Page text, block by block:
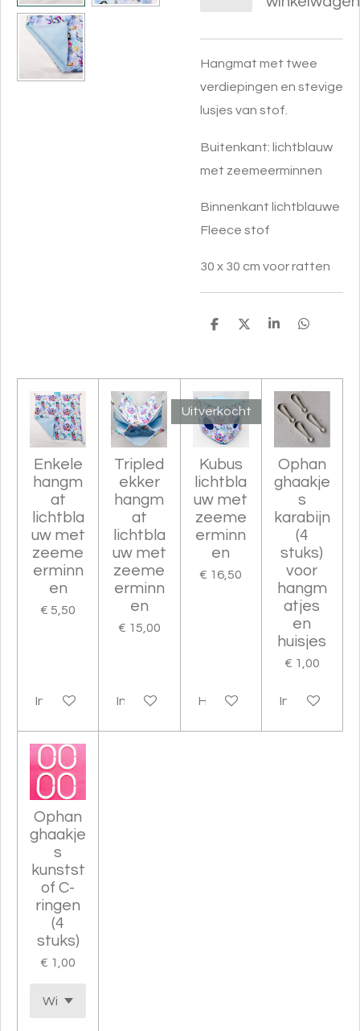
Hangmat met twee
verdiepingen en stevige
lusjes van stof.
Buitenkant: lichtblauw
met zeemeerminnen
Binnenkant lichtblauwe
Fleece stof
30 x 30 cm voor ratten
D
D
S
D
Enkele
hangm
at
lichtbla
uw met
zeeme
erminn
en
€ 5,50
In winkelwagen
Tripled
ekker
hangm
at
lichtbla
uw met
zeeme
erminn
en
€ 15,00
In winkelwagen
Uitverkocht
Kubus
lichtbla
uw met
zeeme
erminn
en
€ 16,50
Houd mij op de hoogte
Ophan
ghaakje
s
karabijn
(4
stuks)
voor
hangm
atjes
en
huisjes
€ 1,00
In
Ophan
ghaakje
s
kunstst
of C-
ringen
(4
stuks)
€ 1,00